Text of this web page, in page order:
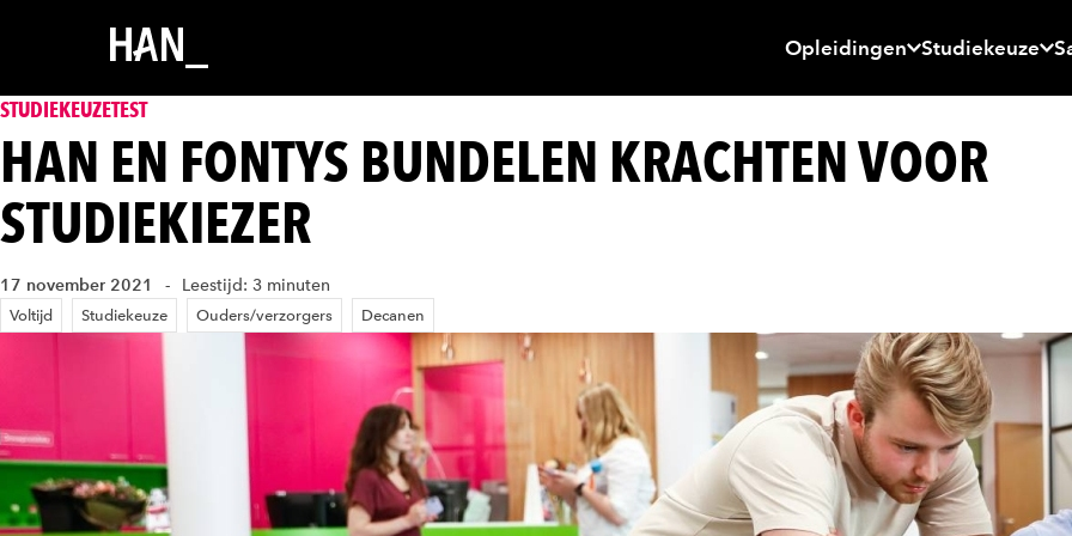
Opleidingen Studiekeuze
STUDIEKEUZETEST
HAN EN FONTYS BUNDELEN KRACHTEN VOOR
STUDIEKIEZER
17 november 2021 Leestijd: 3 minuten
Voltijd Studiekeuze Ouders/verzorgers Decanen